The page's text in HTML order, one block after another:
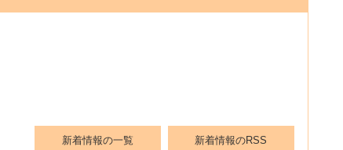
新着情報の一覧 新着情報のRSS